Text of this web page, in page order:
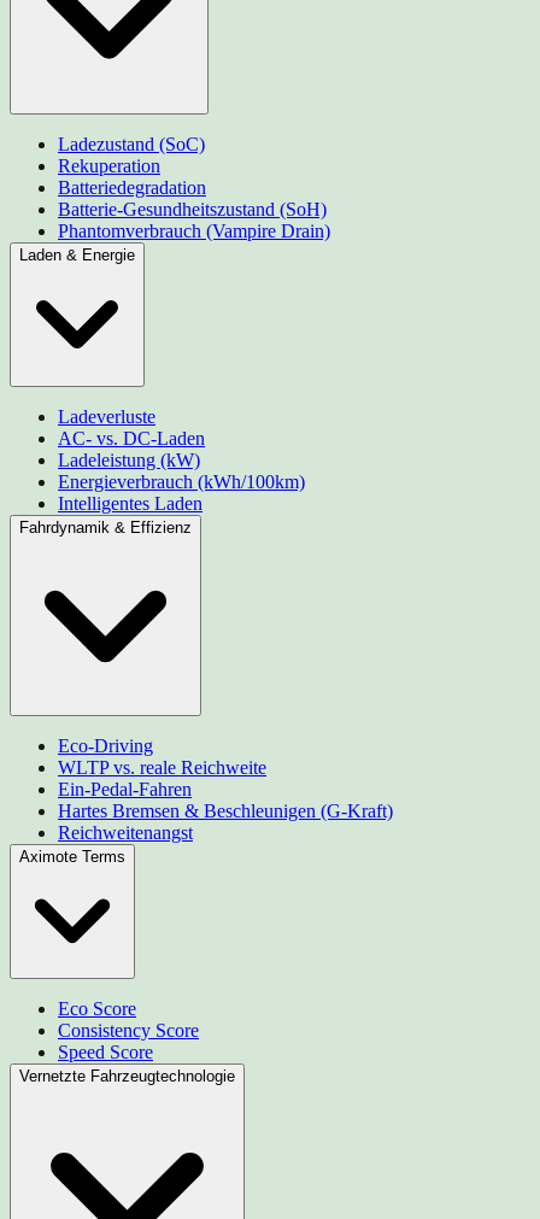
Ladezustand (SoC)
Rekuperation
Batteriedegradation
Batterie-Gesundheitszustand (SoH)
Phantomverbrauch (Vampire Drain)
Laden & Energie
Ladeverluste
AC- vs. DC-Laden
Ladeleistung (kW)
Energieverbrauch (kWh/100km)
Intelligentes Laden
Fahrdynamik & Effizienz
Eco-Driving
WLTP vs. reale Reichweite
Ein-Pedal-Fahren
Hartes Bremsen & Beschleunigen (G-Kraft)
Reichweitenangst
Aximote Terms
Eco Score
Consistency Score
Speed Score
Vernetzte Fahrzeugtechnologie